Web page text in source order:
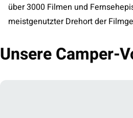
über 3000 Filmen und
meistgenutzter Drehort der
Unsere Camper-